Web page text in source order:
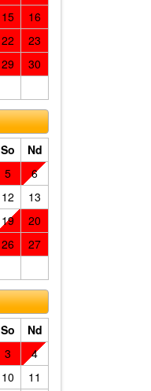
15
16
22
23
29
30
So
Nd
5
6
12
13
19
20
26
27
So
Nd
3
4
10
11